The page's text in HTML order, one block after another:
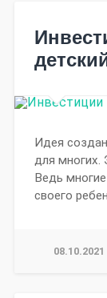
Идея
для многих.
Ведь
своего
08.10.2021